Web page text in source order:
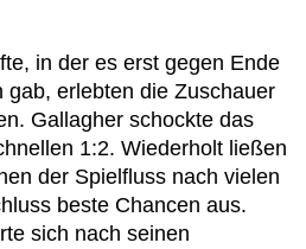
in der es erst gegen Ende
gab, erlebten die Zuschauer
Gallagher schockte das
1:2. Wiederholt ließen
der Spielfluss nach vielen
beste Chancen aus.
sich nach seinen